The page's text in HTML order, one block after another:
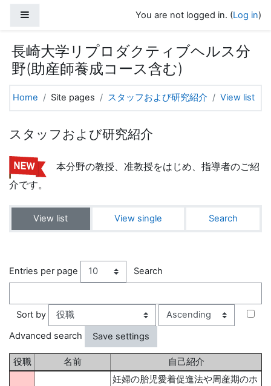
You are not logged in. (Log in)
長崎大学リプロダクティブヘルス分
野(助産師養成コース含む)
Home Site pages スタッフおよび研究紹介 View list
スタッフおよび研究紹介
本分野の教授、准教授をはじめ、指導者のご紹
介です。
View list View single Search
Entries per page Search
Sort by Order
Advanced search
役職 名前 自己紹介
妊婦の胎児愛着促進法や周産期のホ